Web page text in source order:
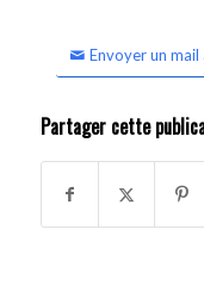
Envoyer un
Partager cette